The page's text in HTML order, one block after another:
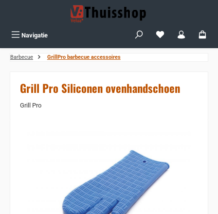
Navigatie Je hebt 0 items op
Barbecue GrillPro barbecue accessoires
Grill Pro Siliconen ovenhandschoen
Grill Pro